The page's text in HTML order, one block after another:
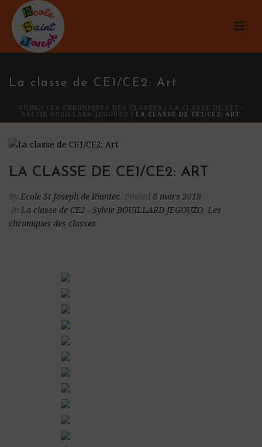
La classe de CE1/CE2: Art
HOME / LES CHRONIQUES DES CLASSES /
LA CLASSE DE CE2 -
SYLVIE BOUILLARD-JEGOUZO
/ LA CLASSE DE CE1/CE2: ART
LA CLASSE DE CE1/CE2: ART
By Ecole St Joseph de Riantec Posted 8 mars 2018
In La classe de CE2 - Sylvie BOUILLARD-JEGOUZO, Les
chroniques des classes